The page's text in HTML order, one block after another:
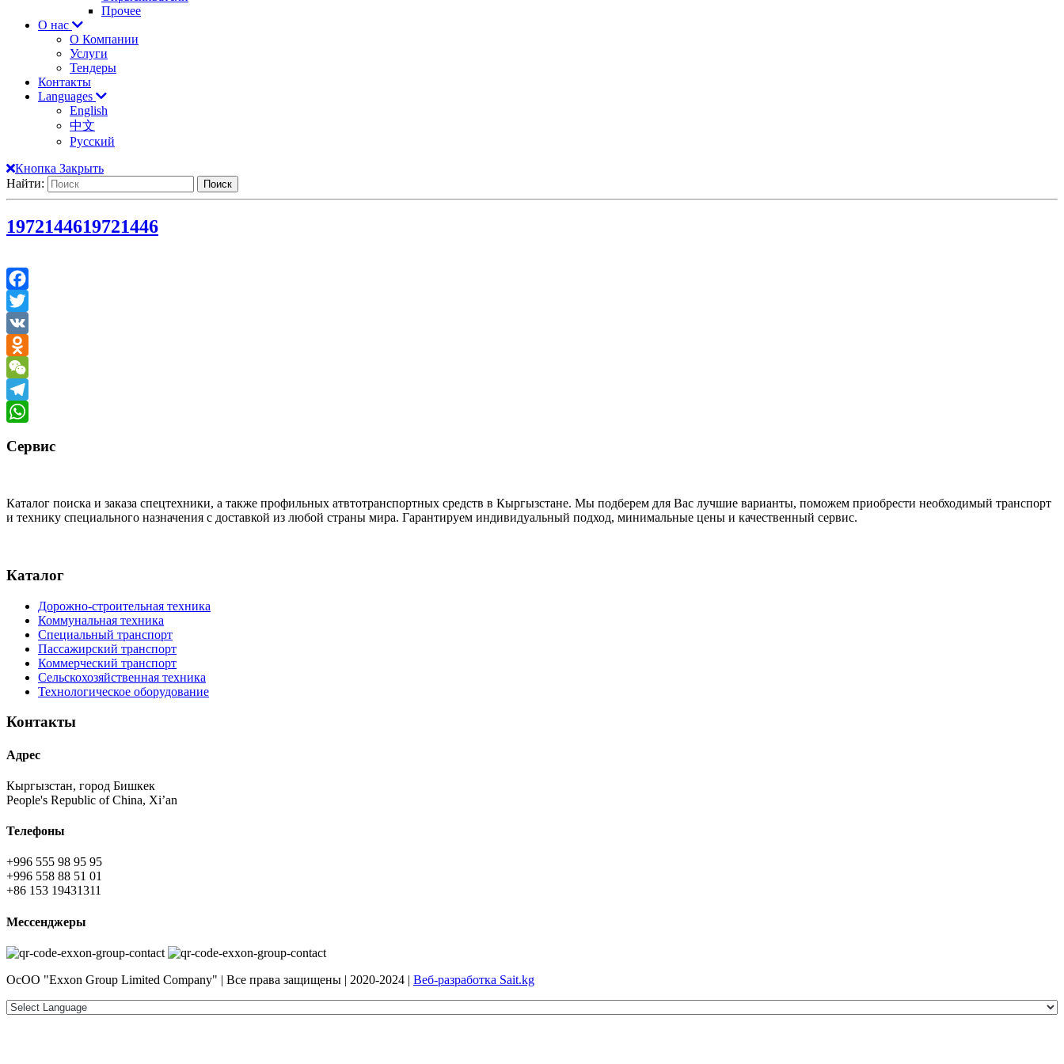
Прочее
О нас
О Компании
Услуги
Тендеры
Контакты
Languages
English
中文
Русский
Кнопка Закрыть
Найти:
1972144619721446
Facebook
Twitter
VK
Odnoklassniki
WeChat
Telegram
Сервис
Каталог поиска и заказа спецтехники, а также профильных атвтотранспортных средств в Кыргызстане. Мы подберем для Вас лучшие варианты, поможем приобрести необходимый транспорт
и технику специального назначения с доставкой из любой страны мира. Гарантируем индивидуальный подход, минимальные цены и качественный сервис.
Каталог
Дорожно-строительная техника
Коммунальная техника
Специальный транспорт
Пассажирский транспорт
Коммерческий транспорт
Сельскохозяйственная техника
Технологическое оборудование
Контакты
Адрес
Кыргызстан, город Бишкек
People's Republic of China, Xi’an
Телефоны
+996 555 98 95 95
+996 558 88 51 01
+86 153 19431311
Мессенджеры
ОсОО "Exxon Group Limited Company" | Все права защищены | 2020-2024 | Веб-разработка Sait.kg